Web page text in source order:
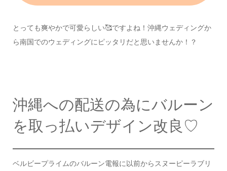
とっても爽やかで可愛らしい🥰ですよね！ 沖縄ウェディングか
ら南国でのウェディングにピッタリだと思いませんか！？
沖縄への配送の為にバルーン
を取っ払いデザイン改良♡
ベルビープライムのバルーン電報に以前からスヌーピーラブリ